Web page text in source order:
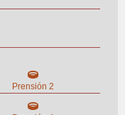
Prensión 2